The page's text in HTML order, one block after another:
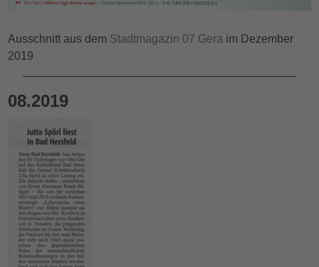
Ausschnitt aus dem Stadtmagazin 07 Gera im Dezember
2019
08.2019